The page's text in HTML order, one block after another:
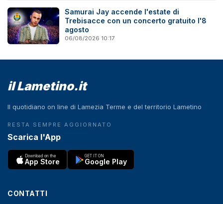
Samurai Jay accende l'estate di
Trebisacce con un concerto gratuito l'8
agosto
06/08/2026 10:17
il Lametino.it
Il quotidiano on line di Lamezia Terme e del territorio Lametino
RESTA SEMPRE AGGIORNATO
Scarica l'App
Download on the
App Store
GET IT ON
Google Play
CONTATTI